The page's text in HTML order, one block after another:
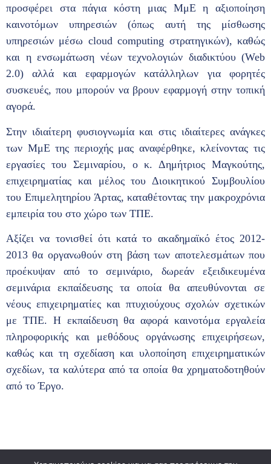
προσφέρει στα πάγια κόστη μιας ΜμΕ η αξιοποίηση
καινοτόμων υπηρεσιών (όπως αυτή της μίσθωσης
υπηρεσιών μέσω cloud computing στρατηγικών), καθώς
και η ενσωμάτωση νέων τεχνολογιών διαδικτύου (Web
2.0) αλλά και εφαρμογών κατάλληλων για φορητές
συσκευές, που μπορούν να βρουν εφαρμογή στην τοπική
αγορά.
Στην ιδιαίτερη φυσιογνωμία και στις ιδιαίτερες ανάγκες
των ΜμΕ της περιοχής μας αναφέρθηκε, κλείνοντας τις
εργασίες του Σεμιναρίου, ο κ. Δημήτριος Μαγκούτης,
επιχειρηματίας και μέλος του Διοικητικού Συμβουλίου
του Επιμελητηρίου Άρτας, καταθέτοντας την μακροχρόνια
εμπειρία του στο χώρο των ΤΠΕ.
Αξίζει να τονισθεί ότι κατά το ακαδημαϊκό έτος 2012-
2013 θα οργανωθούν στη βάση των αποτελεσμάτων που
προέκυψαν από το σεμινάριο, δωρεάν εξειδικευμένα
σεμινάρια εκπαίδευσης τα οποία θα απευθύνονται σε
νέους επιχειρηματίες και πτυχιούχους σχολών σχετικών
με ΤΠΕ. Η εκπαίδευση θα αφορά καινοτόμα εργαλεία
πληροφορικής και μεθόδους οργάνωσης επιχειρήσεων,
καθώς και τη σχεδίαση και υλοποίηση επιχειρηματικών
σχεδίων, τα καλύτερα από τα οποία θα χρηματοδοτηθούν
από το Έργο.